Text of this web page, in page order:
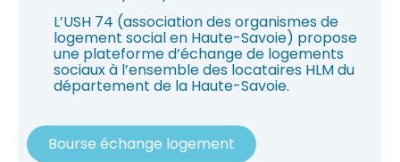
L’USH 74 (association des organismes de
logement social en Haute-Savoie) propose
une plateforme d’échange de logements
sociaux à l’ensemble des locataires HLM du
département de la Haute-Savoie.
Bourse échange logement